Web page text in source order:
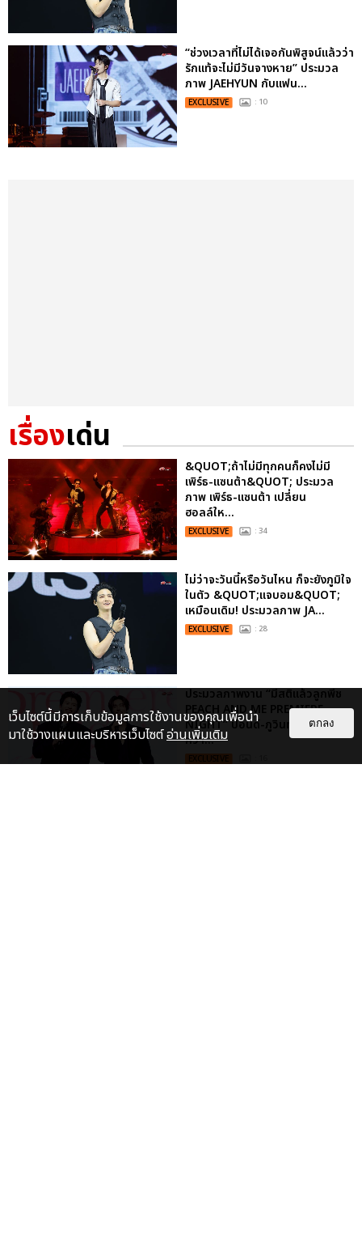
“ช่วงเวลาที่ไม่ได้เจอกันพิสูจน์แล้วว่า
รักแท้จะไม่มีวันจางหาย” ประมวล
ภาพ JAEHYUN กับแฟน...
EXCLUSIVE : 10
เรื่องเด่น
&QUOT;ถ้าไม่มีทุกคนก็คงไม่มี
เพิร์ธ-แซนต้า&QUOT; ประมวล
ภาพ เพิร์ธ-แซนต้า เปลี่ยน
ฮอลล์ให...
EXCLUSIVE : 34
ไม่ว่าจะวันนี้หรือวันไหน ก็จะยังภูมิใจ
ในตัว &QUOT;แจบอม&QUOT;
เหมือนเดิม! ประมวลภาพ JA...
EXCLUSIVE : 28
ประมวลภาพงาน “มีสติแล้วลูกพีช
PEACH AND ME PREMIERE
NIGHT” ปอนด์-ภูวินทร์ คลั่งรัก
หวา...
EXCLUSIVE
เว็บไซต์นี้มีการเก็บข้อมูลการใช้งานของคุณเพื่อนำ
มาใช้วางแผนและบริหารเว็บไซต์อ่านเพิ่มเติม
ตกลง